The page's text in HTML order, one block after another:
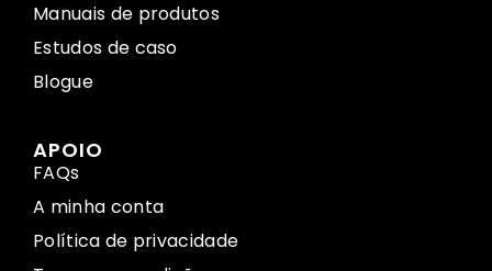
Manuais de produtos
Estudos de caso
Blogue
APOIO
FAQs
A minha conta
Política de privacidade